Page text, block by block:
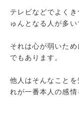
テレビなどでよく
ゅんとなる人が多い
それは心が弱いた
でもあります。
他人はそんなこと
れが一番本人の感情